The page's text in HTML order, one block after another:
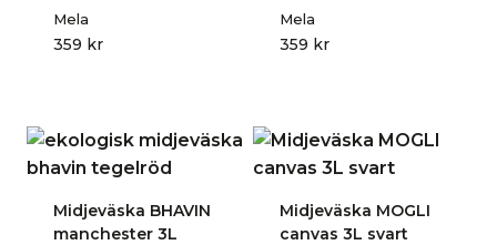
Mela
359 kr
Mela
359 kr
Midjeväska BHAVIN
manchester 3L
Midjeväska MOGLI
canvas 3L svart